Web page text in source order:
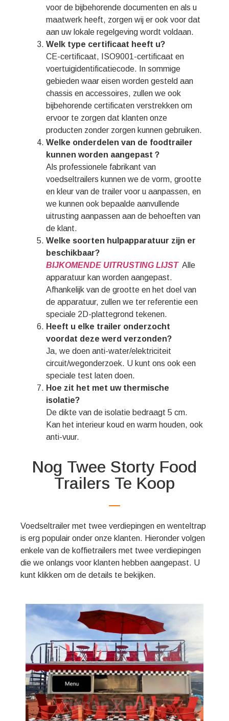
voor de bijbehorende documenten en als u
maatwerk heeft, zorgen wij er ook voor dat
aan uw lokale regelgeving wordt voldaan.
Welk type certificaat heeft u?
CE-certificaat, ISO9001-certificaat en
voertuigidentificatiecode. In sommige
gebieden waar eisen worden gesteld aan
chassis en accessoires, zullen we ook
bijbehorende certificaten verstrekken om
ervoor te zorgen dat klanten onze
producten zonder zorgen kunnen gebruiken.
Welke onderdelen van de foodtrailer
kunnen worden aangepast？
Als professionele fabrikant van
voedseltrailers kunnen we de vorm, grootte
en kleur van de trailer voor u aanpassen, en
we kunnen ook bepaalde aanvullende
uitrusting aanpassen aan de behoeften van
de klant.
Welke soorten hulpapparatuur zijn er
beschikbaar?
BIJKOMENDE UITRUSTING LIJSTAlle
apparatuur kan worden aangepast.
Afhankelijk van de grootte en het doel van
de apparatuur, zullen we ter referentie een
speciale 2D-plattegrond tekenen.
Heeft u elke trailer onderzocht
voordat deze werd verzonden?
Ja, we doen anti-water/elektriciteit
circuit/wegonderzoek. U kunt ons ook een
speciale test laten doen.
Hoe zit het met uw thermische
isolatie?
De dikte van de isolatie bedraagt ​​5 cm.
Kan het interieur koud en warm houden, ook
anti-vuur.
Nog Twee Storty Food
Trailers Te Koop
Voedseltrailer met twee verdiepingen en wenteltrap
is erg populair onder onze klanten. Hieronder volgen
enkele van de koffietrailers met twee verdiepingen
die we onlangs voor klanten hebben aangepast. U
kunt klikken om de details te bekijken.
Čeština
Slovenščina
Latviešu valoda
Dansk
Hrvatski
Српски језик
Norsk nynorsk
Eesti
Български
हिन्दी
Norsk bokmål